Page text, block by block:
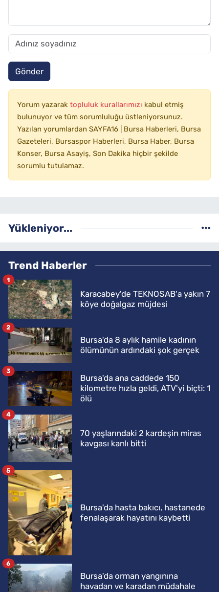
Gönder
Yorum yazarak topluluk kurallarımızı kabul etmiş
bulunuyor ve tüm sorumluluğu üstleniyorsunuz.
Yazılan yorumlardan SAYFA16 | Bursa Haberleri, Bursa
Gazeteleri, Bursaspor Haberleri, Bursa Haber, Bursa
Konser, Bursa Asayiş, Son Dakika hiçbir şekilde
sorumlu tutulamaz.
Yükleniyor...
Trend Haberler
Karacabey'de TEKNOSAB'a yakın 7
köye doğalgaz müjdesi
1
Bursa'da 8 aylık hamile kadının
ölümünün ardındaki şok gerçek
2
Bursa'da ana caddede 150
kilometre hızla geldi, ATV'yi biçti: 1
ölü
3
70 yaşlarındaki 2 kardeşin miras
kavgası kanlı bitti
4
Bursa'da hasta bakıcı, hastanede
fenalaşarak hayatını kaybetti
5
Bursa'da orman yangınına
havadan ve karadan müdahale
6